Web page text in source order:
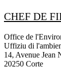
CHEF DE
Office de
Uffiziu di
14, Avenue Jean
20250 Corte